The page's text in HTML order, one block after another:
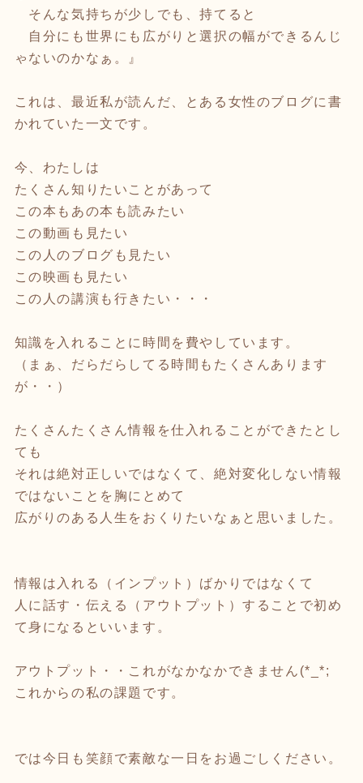
そんな気持ちが少しでも、持てると
自分にも世界にも広がりと選択の幅ができるんじ
ゃないのかなぁ。』
これは、最近私が読んだ、とある女性のブログに書
かれていた一文です。
今、わたしは
たくさん知りたいことがあって
この本もあの本も読みたい
この動画も見たい
この人のブログも見たい
この映画も見たい
この人の講演も行きたい・・・
知識を入れることに時間を費やしています。
（まぁ、だらだらしてる時間もたくさんあります
が・・）
たくさんたくさん情報を仕入れることができたとし
ても
それは絶対正しいではなくて、絶対変化しない情報
ではないことを胸にとめて
広がりのある人生をおくりたいなぁと思いました。
情報は入れる（インプット）ばかりではなくて
人に話す・伝える（アウトプット）することで初め
て身になるといいます。
アウトプット・・これがなかなかできません(*_*;
これからの私の課題です。
では今日も笑顔で素敵な一日をお過ごしください。